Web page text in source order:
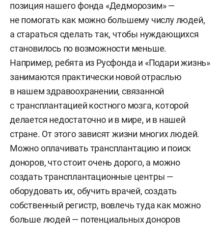
позиция нашего фонда «Дедморозим» —
не помогать как можно большему числу людей,
а стараться сделать так, чтобы нуждающихся
становилось по возможности меньше.
Например, ребята из Русфонда и «Подари жизнь»
занимаются практически новой отраслью
в нашем здравоохранении, связанной
с трансплантацией костного мозга, которой
делается недостаточно и в мире, и в нашей
стране. От этого зависят жизни многих людей.
Можно оплачивать трансплантацию и поиск
доноров, что стоит очень дорого, а можно
создать трансплантационные центры —
оборудовать их, обучить врачей, создать
собственный регистр, вовлечь туда как можно
больше людей — потенциальных доноров